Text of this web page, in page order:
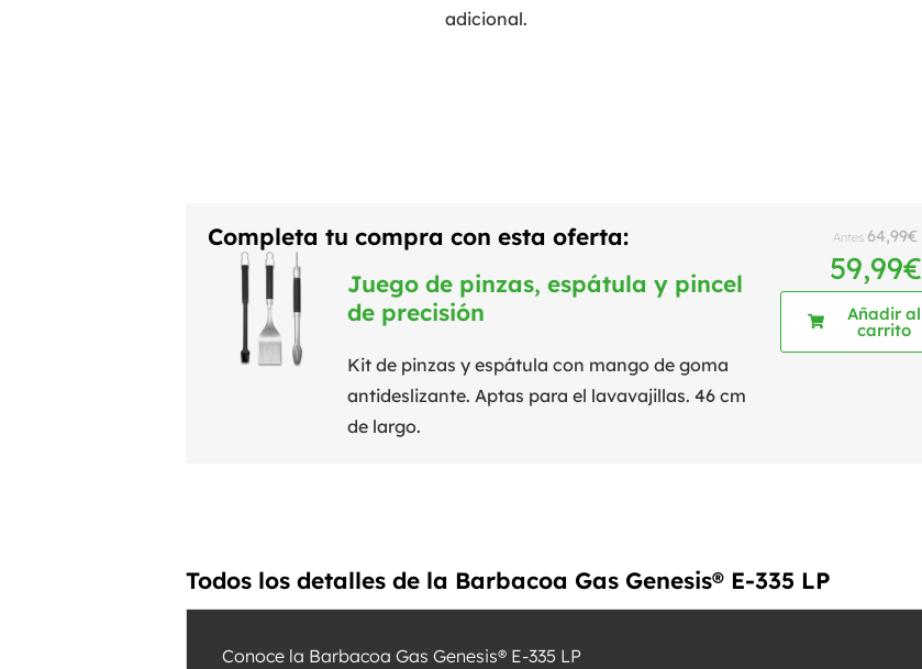
adicional.
Completa tu compra con esta oferta:
Juego de pinzas, espátula y pincel
de precisión
Kit de pinzas y espátula con mango de goma
antideslizante. Aptas para el lavavajillas. 46 cm
de largo.
Antes 64,99€
59,99€
Añadir al
carrito
Todos los detalles de la Barbacoa Gas Genesis® E-335 LP
Conoce la Barbacoa Gas Genesis® E-335 LP